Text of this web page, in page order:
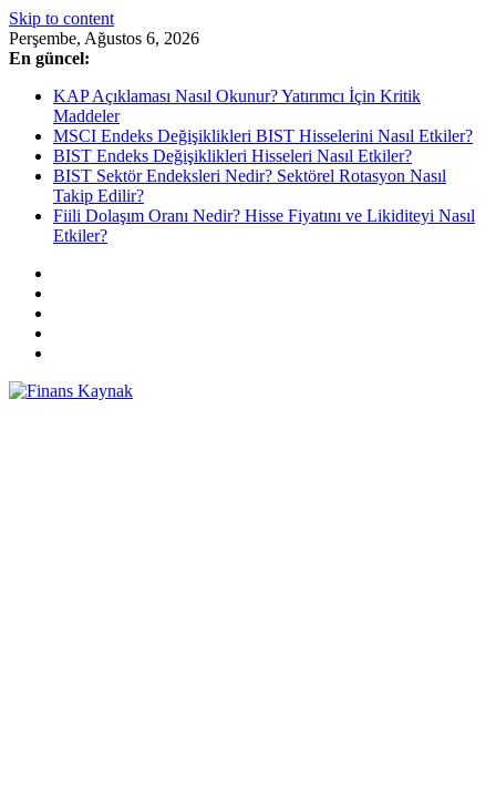
Skip to content
Perşembe, Ağustos 6, 2026
En güncel:
KAP Açıklaması Nasıl Okunur? Yatırımcı İçin Kritik
Maddeler
MSCI Endeks Değişiklikleri BIST Hisselerini Nasıl Etkiler?
BIST Endeks Değişiklikleri Hisseleri Nasıl Etkiler?
BIST Sektör Endeksleri Nedir? Sektörel Rotasyon Nasıl
Takip Edilir?
Fiili Dolaşım Oranı Nedir? Hisse Fiyatını ve Likiditeyi Nasıl
Etkiler?